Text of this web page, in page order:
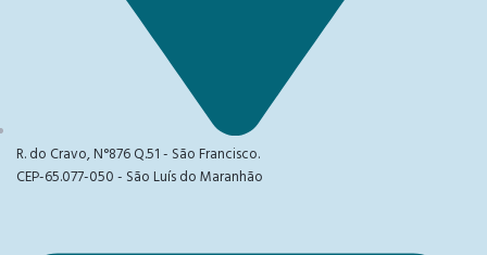
R. do Cravo, N°876 Q.51 - São Francisco.
CEP-65.077-050 - São Luís do Maranhão